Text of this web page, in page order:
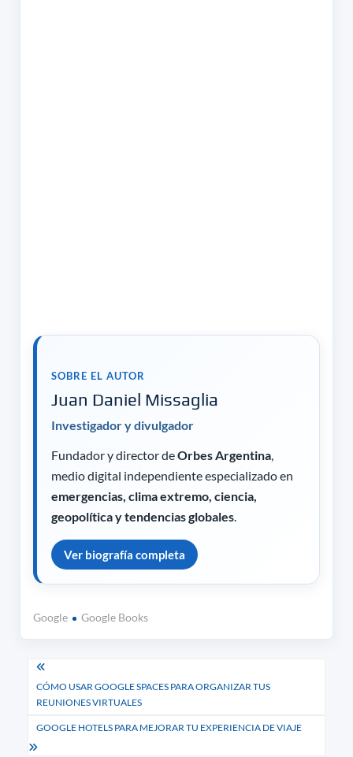
SOBRE EL AUTOR
Juan Daniel Missaglia
Investigador y divulgador
Fundador y director deOrbes Argentina,
medio digital independiente especializado en
emergencias, clima extremo, ciencia,
geopolítica y tendencias globales.
Ver biografía completa
Google Google Books
Navegación
de
entradas
CÓMO USAR GOOGLE SPACES PARA ORGANIZAR TUS
REUNIONES VIRTUALES
GOOGLE HOTELS PARA MEJORAR TU EXPERIENCIA DE VIAJE